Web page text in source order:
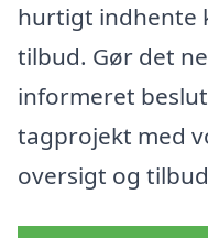
hurtigt indhente
tilbud. Gør det
informeret
tagprojekt med
oversigt og